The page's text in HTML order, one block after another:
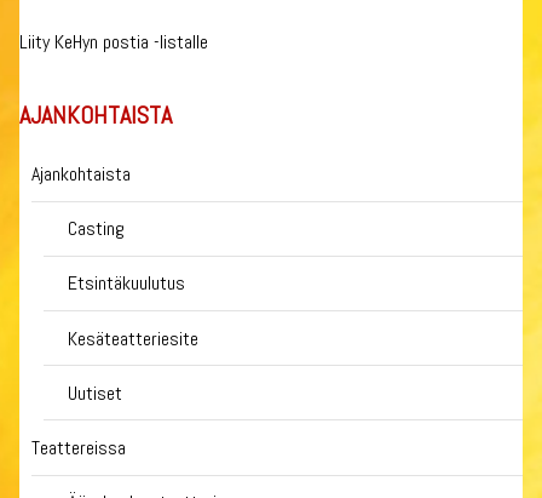
Liity KeHyn postia -listalle
AJANKOHTAISTA
Ajankohtaista
Casting
Etsintäkuulutus
Kesäteatteriesite
Uutiset
Teattereissa